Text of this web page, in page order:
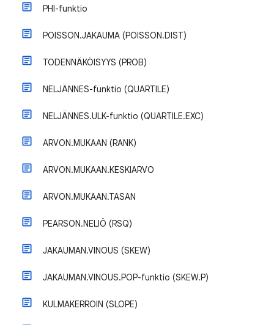
PHI-funktio
POISSON.JAKAUMA (POISSON.DIST)
TODENNÄKÖISYYS (PROB)
NELJÄNNES-funktio (QUARTILE)
NELJÄNNES.ULK-funktio (QUARTILE.EXC)
ARVON.MUKAAN (RANK)
ARVON.MUKAAN.KESKIARVO
ARVON.MUKAAN.TASAN
PEARSON.NELIÖ (RSQ)
JAKAUMAN.VINOUS (SKEW)
JAKAUMAN.VINOUS.POP-funktio (SKEW.P)
KULMAKERROIN (SLOPE)